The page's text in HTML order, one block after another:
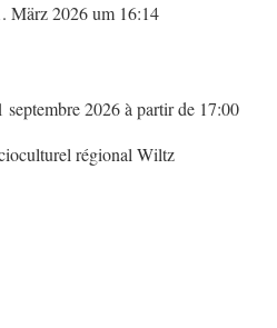
März 2026 um 16:14
septembre 2026 à partir de 17:00
régional Wiltz